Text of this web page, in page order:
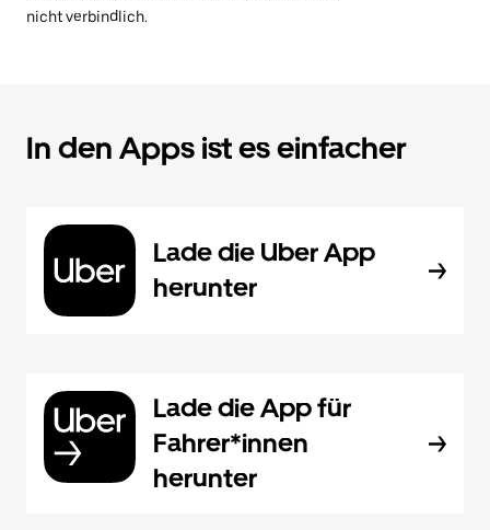
nicht verbindlich.
In den Apps ist es einfacher
Lade die Uber App
herunter
Lade die App für
Fahrer*innen
herunter